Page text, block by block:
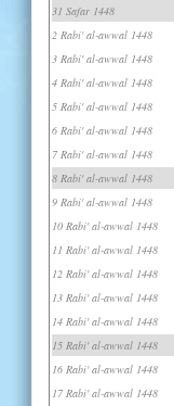
31 Safar 1448
2 Rabi' al-awwal 1448
3 Rabi' al-awwal 1448
4 Rabi' al-awwal 1448
5 Rabi' al-awwal 1448
6 Rabi' al-awwal 1448
7 Rabi' al-awwal 1448
8 Rabi' al-awwal 1448
9 Rabi' al-awwal 1448
10 Rabi' al-awwal 1448
11 Rabi' al-awwal 1448
12 Rabi' al-awwal 1448
13 Rabi' al-awwal 1448
14 Rabi' al-awwal 1448
15 Rabi' al-awwal 1448
16 Rabi' al-awwal 1448
17 Rabi' al-awwal 1448